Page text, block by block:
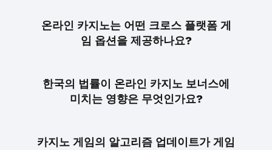
온라인 카지노는 어떤 크로스 플랫폼 게
임 옵션을 제공하나요?
한국의 법률이 온라인 카지노 보너스에
미치는 영향은 무엇인가요?
카지노 게임의 알고리즘 업데이트가 게임